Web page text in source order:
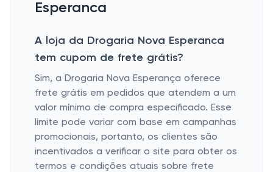
Esperanca
A loja da Drogaria Nova Esperanca
tem cupom de frete grátis?
Sim, a Drogaria Nova Esperança oferece
frete grátis em pedidos que atendem a um
valor mínimo de compra especificado. Esse
limite pode variar com base em campanhas
promocionais, portanto, os clientes são
incentivados a verificar o site para obter os
termos e condições atuais sobre frete